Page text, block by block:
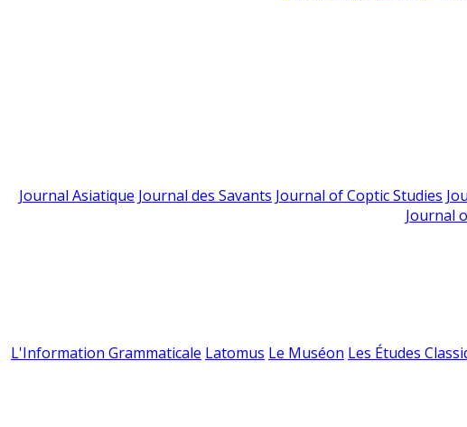
Journal Asiatique Journal des Savants Journal of Coptic Studies
Journal
L'Information Grammaticale Latomus Le Muséon Les Études